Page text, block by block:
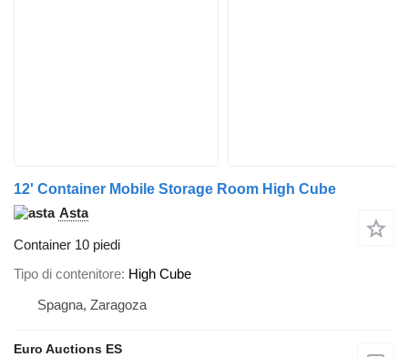
12' Container Mobile Storage Room High Cube
Asta
Container 10 piedi
Tipo di contenitore High Cube
Spagna, Zaragoza
Euro Auctions ES